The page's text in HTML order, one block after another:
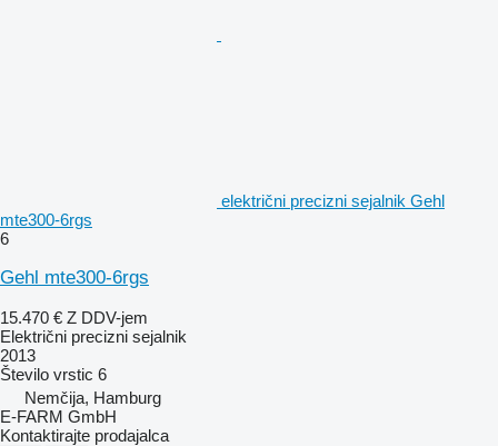
električni precizni sejalnik Gehl
mte300-6rgs
6
Gehl mte300-6rgs
15.470 € Z DDV-jem
Električni precizni sejalnik
2013
Število vrstic 6
Nemčija, Hamburg
E-FARM GmbH
Kontaktirajte prodajalca